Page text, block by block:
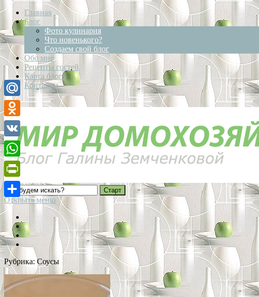
Главная
Блог
Фото кулинария
Что новенького?
Создаем свой блог
Обо мне
Рецепты гостей
Карта блога
Контакты
Открыть меню
Рубрика: Соусы
Mail.Ru
Odnoklassniki
VK
WhatsApp
PrintFriendly
Отправить